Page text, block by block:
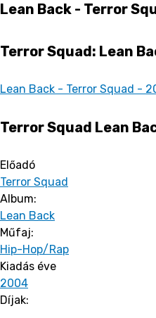
Lean Back - Terror
Terror Squad: Lean
Lean Back - Terror Squad -
Terror Squad Lean
Előadó
Terror Squad
Album:
Lean Back
Műfaj:
Hip-Hop/Rap
Kiadás éve
2004
Díjak: